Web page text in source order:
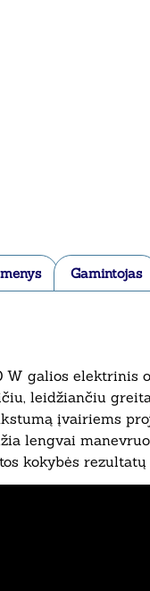
Gamintojas
W galios
leidžiančiu
įvairiems
lengvai
kokybės